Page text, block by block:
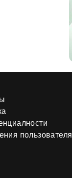
пользователя